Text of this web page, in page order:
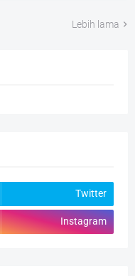
Lebih lama
Twitter
Instagram